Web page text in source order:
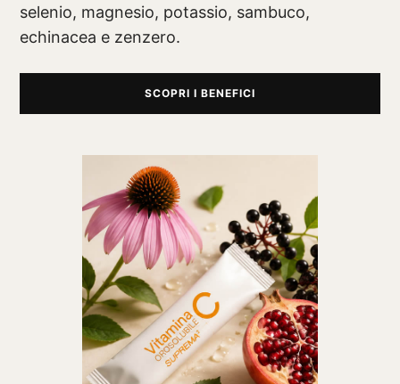
selenio, magnesio, potassio, sambuco,
echinacea e zenzero.
SCOPRI I BENEFICI